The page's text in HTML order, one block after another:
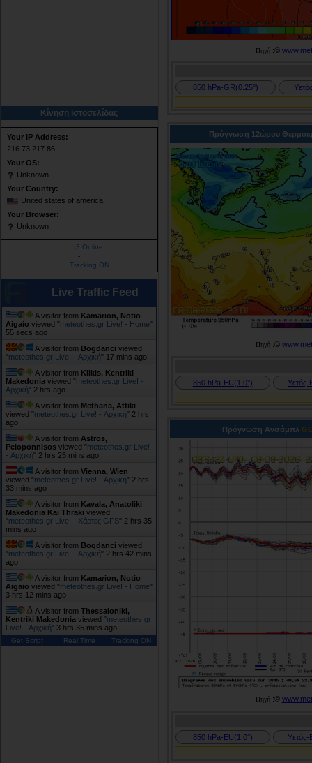
Κίνηση Ιστοσελίδας
Your IP Address:
216.73.217.86
Your OS:
Unknown
Your Country:
United states of america
Your Browser:
Unknown
3 Online
-
Tracking ON
Live Traffic Feed
A visitor from Kamarion, Notio
Aigaio viewed "meteothes.gr Live! - Home"
56 secs ago
A visitor from Bogdanci viewed
"meteothes.gr Live! - Αρχική" 17 mins ago
A visitor from Kilkis, Kentriki
Makedonia viewed "meteothes.gr Live! -
Αρχική" 2 hrs ago
A visitor from Methana, Attiki
viewed "meteothes.gr Live! - Αρχική" 2 hrs
ago
A visitor from Astros,
Peloponnisos viewed "meteothes.gr Live!
- Αρχική" 2 hrs 25 mins ago
A visitor fromVienna, Wien
viewed "meteothes.gr Live! - Αρχική" 2 hrs
33 mins ago
A visitor from Kavala, Anatoliki
Makedonia Kai Thraki viewed
"meteothes.gr Live! - Χάρτες GFS" 2 hrs 35
mins ago
A visitor from Bogdanci viewed
"meteothes.gr Live! - Αρχική" 2 hrs 42 mins
ago
A visitor from Kamarion, Notio
Aigaio viewed "meteothes.gr Live! - Home"
3 hrs 12 mins ago
A visitor fromThessaloniki,
Kentriki Makedonia viewed "meteothes.gr
Live! - Αρχική" 3 hrs 35 mins ago
Get Script Real Time Tracking ON
Πηγή :©
850 hPa-GR(0.25°)
Πρόγνωση 12ώρου
Πηγή :©
850 hPa-EU(1.0°) Υετός-
Πρόγνωση Ανσάμπλ
Πηγή :©
850 hPa-EU(1.0°) Υετός-